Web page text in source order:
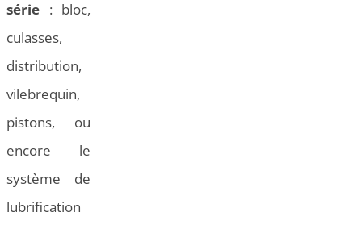
série : bloc,
culasses,
distribution,
vilebrequin,
pistons, ou
encore le
système de
lubrification